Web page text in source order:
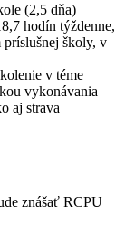
(2,5 dňa)
hodín týždenne,
školy, v
v téme
vykonávania
aj strava
znášať RCPU